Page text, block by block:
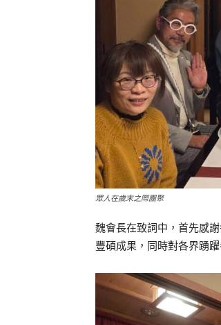
眾人在歲末之際團聚
魏會長在致詞中，首先感
豐碩成果，同時對各界踴